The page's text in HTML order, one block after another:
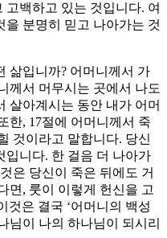
백하고 있는 것입니다. 여
분명히 믿고 나아가는 것
삶입니까? 어머니께서 가
께서 머무시는 곳에서 나도
살아계시는 동안 내가 어머
한, 17절에 어머니께서 죽
것이라고 말합니다. 당신
입니다. 한 걸음 더 나아가
은 당신이 죽은 뒤에도 거
면, 룻이 이렇게 헌신을 고
것은 결국 ‘어머니의 백성
님이 나의 하나님이 되시리